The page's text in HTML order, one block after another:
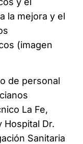
la mejora y el
(imagen
de personal
La Fe,
Hospital Dr.
Sanitaria